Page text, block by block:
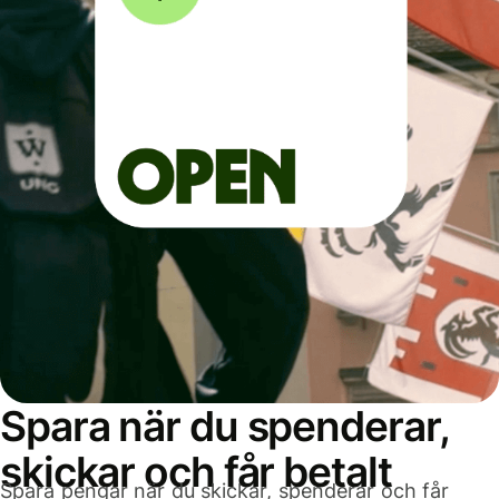
Spara när du spenderar,
skickar och får betalt
Spara pengar när du skickar, spenderar och får